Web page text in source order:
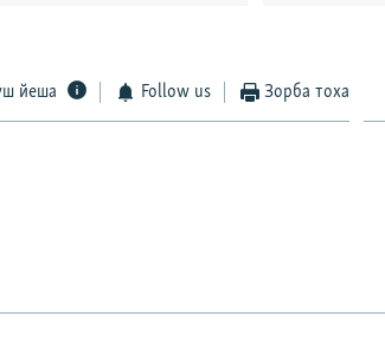
йеша Follow us Зорба тоха